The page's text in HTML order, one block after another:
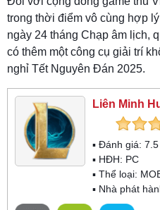
trong thời điểm vô cùng hợp
ngày 24 tháng Chạp âm lịch,
có thêm một công cụ giải trí
nghỉ Tết Nguyên Đán 2025.
Liên Minh
▪ Đánh giá: 7.5
▪ HĐH: PC
▪ Thể loại:
▪ Nhà phát